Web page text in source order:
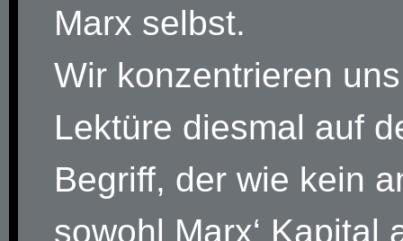
Marx selbst.
Wir konzentrieren
Lektüre diesmal auf
Begriff, der wie kein
sowohl Marx‘ Kapital